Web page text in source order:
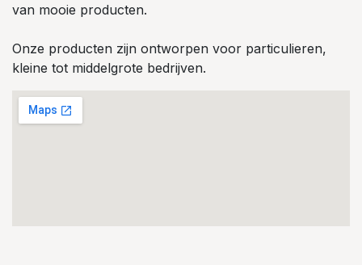
van mooie producten.
Onze producten zijn ontworpen voor particulieren,
kleine tot middelgrote bedrijven.